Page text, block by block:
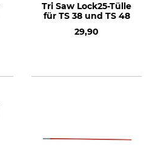
Tri Saw Lock25-Tülle
für TS 38 und TS 48
29,90